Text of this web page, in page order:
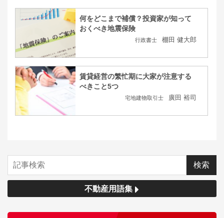
何をどこまで補償？投資家が知って
おくべき地震保険
行政書士 棚田 健大郎
賃貸経営の繁忙期に大家が注意する
べきこと5つ
宅地建物取引士 廣田 裕司
不動産用語集